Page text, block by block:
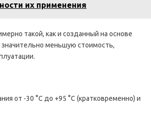
их применения
такой, как и созданный на основе
меньшую стоимость,
от -30 °С до +95 °С (кратковременно) и